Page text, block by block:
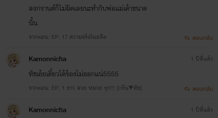
สงกรานต์ก็ไม่ผิดเลยนะทำกับพ่อแม่เค้าขนาด
นั้น
จากตอน: EP. 17 ความจริงในอดีต ตอบกลับ
Kamonnicha
ทัชเอ้ยเดี๋ยวได้ร้องไม่ออกแน่5555
จากตอน: EP. 1 ขาว สวย หมวย รุก!!! [กรีน♥ทัช]
1 ปีที่แล้ว
ตอบกลับ
Kamonnicha 1 ปีที่แล้ว